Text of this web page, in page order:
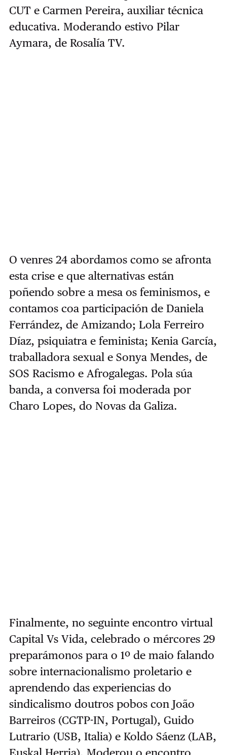
CUT e Carmen Pereira, auxiliar técnica
educativa. Moderando estivo Pilar
Aymara, de Rosalía TV.
O venres 24 abordamos como se afronta
esta crise e que alternativas están
poñendo sobre a mesa os feminismos, e
contamos coa participación de Daniela
Ferrández, de Amizando; Lola Ferreiro
Díaz, psiquiatra e feminista; Kenia García,
traballadora sexual e Sonya Mendes, de
SOS Racismo e Afrogalegas. Pola súa
banda, a conversa foi moderada por
Charo Lopes, do Novas da Galiza.
Finalmente, no seguinte encontro virtual
Capital Vs Vida, celebrado o mércores 29
preparámonos para o 1º de maio falando
sobre internacionalismo proletario e
aprendendo das experiencias do
sindicalismo doutros pobos con João
Barreiros (CGTP-IN, Portugal), Guido
Lutrario (USB, Italia) e Koldo Sáenz (LAB,